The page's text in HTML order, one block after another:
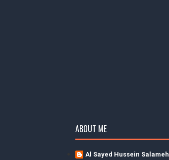
ABOUT ME
Al Sayed Hussein Salameh